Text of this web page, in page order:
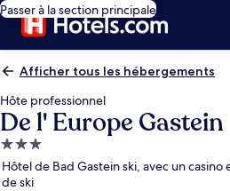
Passer à la section principale
Afficher tous les hébergements
Hôte professionnel
De l' Europe Gastein
Hébergement
3.0 étoiles
Hôtel de Bad Gastein ski, avec un
de ski